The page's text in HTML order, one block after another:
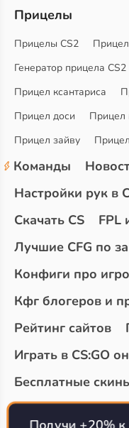
Прицелы
Прицелы CS2
Генератор прицела CS2
Прицел ксантариса
Прицел доси
Прицел
Прицел зайву
Команды
Настройки рук в
Скачать CS
FPL
Лучшие CFG по
Конфиги про
Кфг блогеров и
Рейтинг сайтов
Играть в CS:GO
Бесплатные
Топ сайтов с